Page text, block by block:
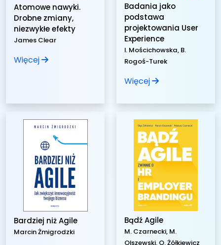
Atomowe nawyki.
Drobne zmiany,
niezwykłe efekty
James Clear
Więcej
Badania jako
podstawa
projektowania User
Experience
I. Mościchowska, B.
Rogoś-Turek
Więcej
Bardziej niż Agile
Marcin Żmigrodzki
Bądź Agile
M. Czarnecki, M.
Olszewski, O. Żółkiewicz